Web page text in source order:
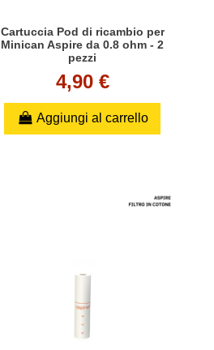
Cartuccia Pod di ricambio per
Minican Aspire da 0.8 ohm - 2
pezzi
4,90 €
Aggiungi al carrello